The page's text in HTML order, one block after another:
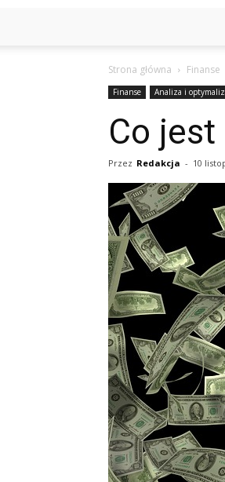
Strona główna Finanse
Finanse Analiza i
Co jest
Przez Redakcja - 10